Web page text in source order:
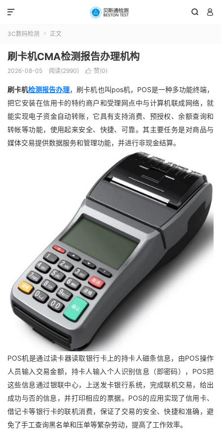
 

3C数码检测  正文
刷卡机CMA检测报告办理机构
2026-08-05 阅读(2990)  赞(0)
刷卡机检测报告办理，刷卡机也叫pos机，POS是一种多功能终端，
把它安装在信用卡的特约商户和受理网点中与计算机联成网络，就
能实现电子资金自动转账，它具有支持消费、预授权、余额查询和
转帐等功能，使用起来安全、快捷、可靠。其主要任务是对商品与
媒体交易提供数据服务和管理功能，并进行非现金结算。
POS机是通过读卡器读取银行卡上的持卡人磁条信息，由POS操作
人员输入交易金额，持卡人输入个人识别信息（即密码），POS把
这些信息通过银联中心，上送发卡银行系统，完成联机交易，给出
成功与否的信息，并打印相应的票据。POS的应用实现了信用卡、
借记卡等银行卡的联机消费，保证了交易的安全、快捷和准确，避
免了手工查询黑名单和压单等繁杂劳动，提高了工作效率。